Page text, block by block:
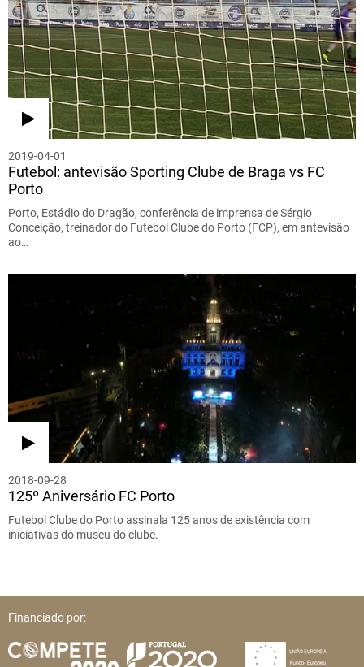
2019-04-01
Futebol: antevisão Sporting Clube de Braga vs FC
Porto
Porto, Estádio do Dragão, conferência de imprensa de Sérgio
Conceição, treinador do Futebol Clube do Porto (FCP), em antevisão
ao…
2018-09-28
125º Aniversário FC Porto
Futebol Clube do Porto assinala 125 anos de existência com
iniciativas do museu do clube.
Financiado por: